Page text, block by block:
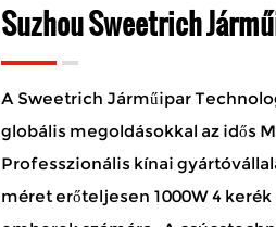
Suzhou Sweetrich
A Sweetrich Járműipar
globális megoldásokkal az idős
Professzionális kínai
méret erőteljesen 1000W 4